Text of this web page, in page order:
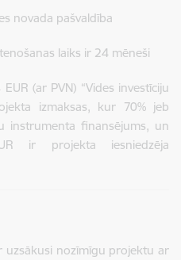
novada pašvaldība
laiks ir 24 mēneši
(ar PVN) “Vides investīciju
izmaksas, kur 70% jeb
instrumenta finansējums, un
ir projekta iesniedzēja
uzsākusi nozīmīgu projektu ar